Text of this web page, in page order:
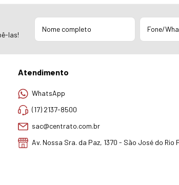
las!
Atendimento
WhatsApp
(17) 2137-8500
sac@centrato.com.br
Av. Nossa Sra. da Paz, 1370 - São José do Rio